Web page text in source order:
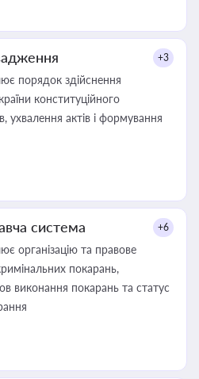
+3
порядок здійснення
конституційного
ухвалення актів і формування
система +6
організацію та правове
покарань,
виконання покарань та статус